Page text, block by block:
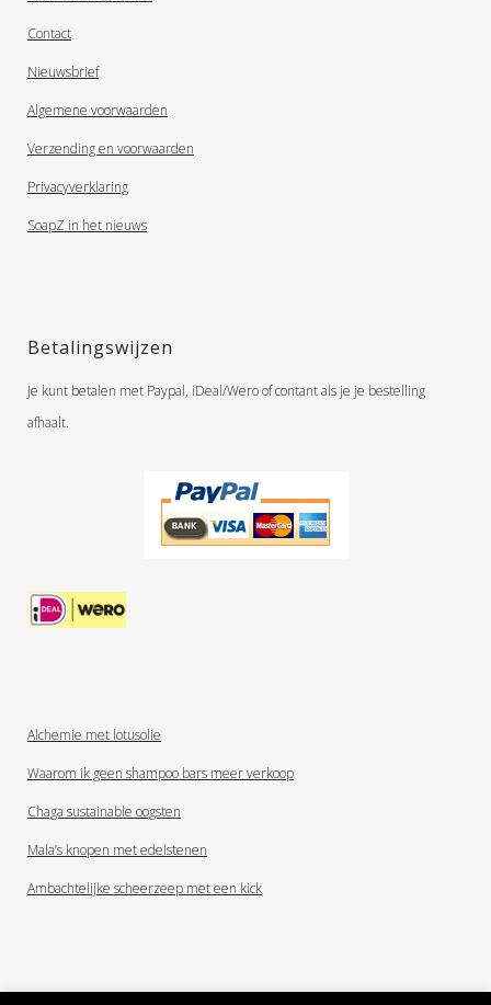
Contact
Nieuwsbrief
Algemene voorwaarden
Verzending en voorwaarden
Privacyverklaring
SoapZ in het nieuws
Betalingswijzen
Je kunt betalen met Paypal, iDeal/Wero of contant als je je bestelling
afhaalt.
Alchemie met lotusolie
Waarom ik geen shampoo bars meer verkoop
Chaga sustainable oogsten
Mala’s knopen met edelstenen
Ambachtelijke scheerzeep met een kick